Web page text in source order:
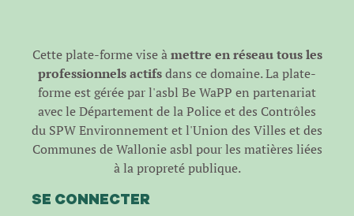
Cette plate-forme vise àmettre en réseau tous les
professionnels actifsdans ce domaine. La plate-
forme est gérée par l'asbl Be WaPP en partenariat
avec le Département de la Police et des Contrôles
du SPW Environnement et l'Union des Villes et des
Communes de Wallonie asbl pour les matières liées
à la propreté publique.
SE CONNECTER